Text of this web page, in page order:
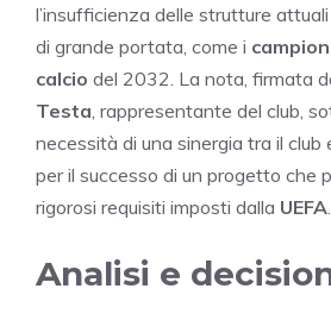
l’insufficienza delle strutture
di grande portata, come i
calcio del 2032. La nota, firmata
Testa , rappresentante del club,
necessità di una sinergia tra il club
per il successo di un progetto che
rigorosi requisiti imposti dalla UEFA
Analisi e